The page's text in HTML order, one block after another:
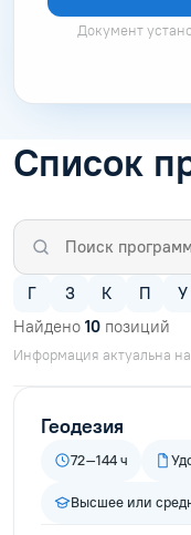
Документ
Список
Г З К П
У
Найдено 10 позиций
Информация актуальна
Геодезия
72–144 ч
Высшее или